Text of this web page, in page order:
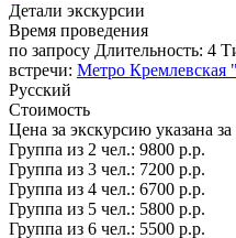
Детали экскурсии
Время проведения
по запросу Длительность: 4
встречи: Метро Кремлевская
Русский
Стоимость
Цена за экскурсию указана
Группа из 2 чел.: 9800 р.р.
Группа из 3 чел.: 7200 р.р.
Группа из 4 чел.: 6700 р.р.
Группа из 5 чел.: 5800 р.р.
Группа из 6 чел.: 5500 р.р.